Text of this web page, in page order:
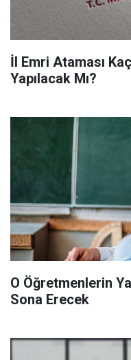
İl Emri Ataması
Yapılacak Mı?
O Öğretmenlerin
Sona Erecek